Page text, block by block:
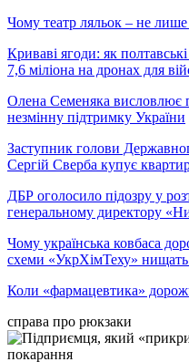
Чому театр ляльок – не лише
Криваві ягоди: як
7,6 міліона на дронах для
Олена Семеняка висловлює
незмінну підтримку України
Заступник голови
Сергій Сверба купує
ДБР оголосило підозру у
генеральному директору
Чому українська ковбаса
схеми «УкрХімТеху» нищать
Коли «фармацевтика»
справа про рюкзаки